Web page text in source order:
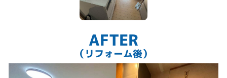
AFTER
（リフォーム後）